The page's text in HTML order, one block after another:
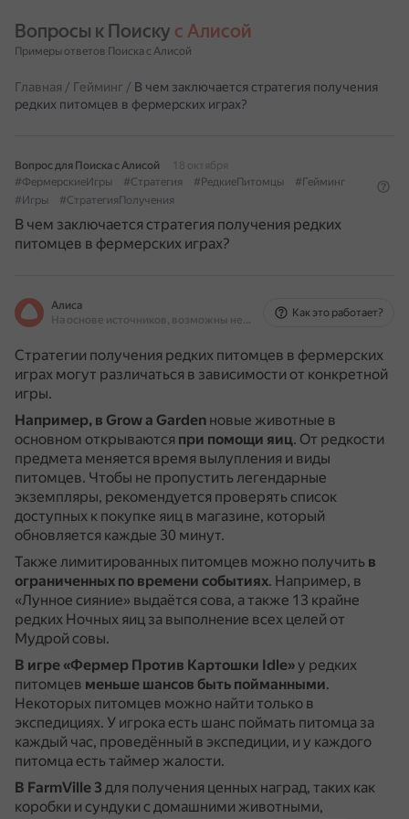
Вопросы к Поиску с Алисой
Примеры ответов Поиска с Алисой
Главная / Гейминг / В чем заключается стратегия получения
редких питомцев в фермерских играх?
Вопрос для Поиска с Алисой
18 октября
#ФермерскиеИгры
#Стратегия #РедкиеПитомцы
#Гейминг
#Игры
#СтратегияПолучения
В чем заключается стратегия получения редких
питомцев в фермерских играх?
Алиса
На основе источников, возможны неточности
Как это работает?
Стратегии получения редких питомцев в фермерских
играх могут различаться в зависимости от конкретной
игры.
Например, в Grow a Garden новые животные в
основном открываются при помощи яиц. От редкости
предмета меняется время вылупления и виды
питомцев. Чтобы не пропустить легендарные
экземпляры, рекомендуется проверять список
доступных к покупке яиц в магазине, который
обновляется каждые 30 минут.
Также лимитированных питомцев можно получить в
ограниченных по времени событиях. Например, в
«Лунное сияние» выдаётся сова, а также 13 крайне
редких Ночных яиц за выполнение всех целей от
Мудрой совы.
В игре «Фермер Против Картошки Idle»у редких
питомцев меньше шансов быть пойманными.
Некоторых питомцев можно найти только в
экспедициях. У игрока есть шанс поймать питомца за
каждый час, проведённый в экспедиции, и у каждого
питомца есть таймер жалости.
В FarmVille 3 для получения ценных наград, таких как
коробки и сундуки с домашними животными,